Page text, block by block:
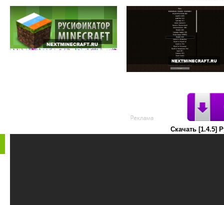
Скачать [1.4.5]